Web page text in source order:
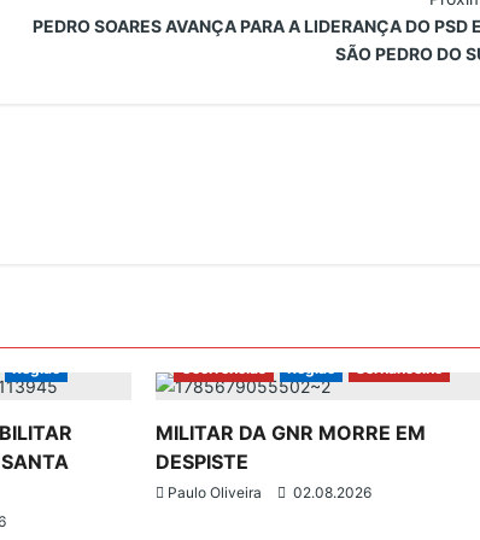
PEDRO SOARES AVANÇA PARA A LIDERANÇA DO PSD
SÃO PEDRO DO
MILITAR DA GNR MORRE EM
DESPISTE
Paulo Oliveira 02.08.2026